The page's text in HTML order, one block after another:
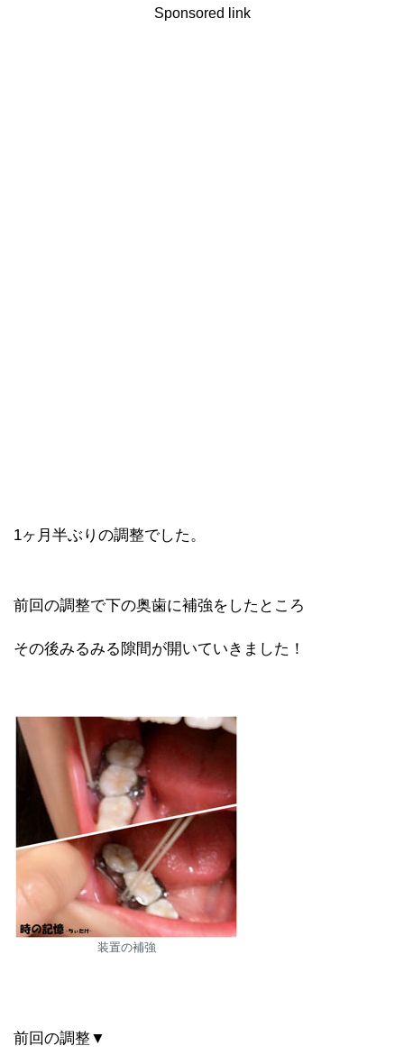
Sponsored link
1ヶ月半ぶりの調整でした。
前回の調整で下の奥歯に補強をしたところ
その後みるみる隙間が開いていきました！
装置の補強
前回の調整▼